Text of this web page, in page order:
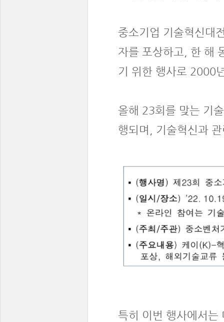
중소기업 기술혁신대
자를 포상하고, 한 해
기 위한 행사로 2000
올해 23회를 맞는 기
행되며, 기술혁신과
특히 이번 행사에서는